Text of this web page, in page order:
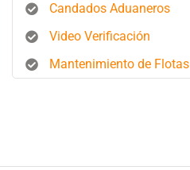
Candados Aduaneros
Video Verificación
Mantenimiento de Flotas